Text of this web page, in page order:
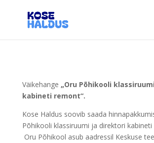
Väikehange „Oru Põhikooli
kabineti remont“.
Kose Haldus soovib saada
Põhikooli klassiruumi ja direktori kabineti
Oru Põhikool asub aadressil Keskuse